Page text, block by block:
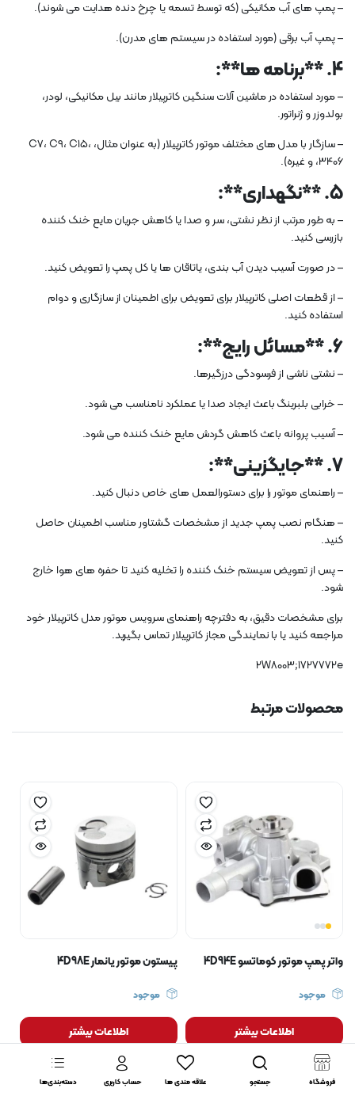
– پمپ های آب مکانیکی (که توسط تسمه یا چرخ دنده هدایت می شوند).
– پمپ آب برقی (مورد استفاده در سیستم های مدرن).
4. **برنامه ها**:
– مورد استفاده در ماشین آلات سنگین کاترپیلار مانند بیل مکانیکی، لودر،
بولدوزر و ژنراتور.
– سازگار با مدل های مختلف موتور کاترپیلار (به عنوان مثال، C7، C9، C15،
3406، و غیره).
5. **نگهداری**:
– به طور مرتب از نظر نشتی، سر و صدا یا کاهش جریان مایع خنک کننده
بازرسی کنید.
– در صورت آسیب دیدن آب بندی، یاتاقان ها یا کل پمپ را تعویض کنید.
– از قطعات اصلی کاترپیلار برای تعویض برای اطمینان از سازگاری و دوام
استفاده کنید.
6. **مسائل رایج**:
– نشتی ناشی از فرسودگی درزگیرها.
– خرابی بلبرینگ باعث ایجاد صدا یا عملکرد نامناسب می شود.
– آسیب پروانه باعث کاهش گردش مایع خنک کننده می شود.
7. **جایگزینی**:
– راهنمای موتور را برای دستورالعمل های خاص دنبال کنید.
– هنگام نصب پمپ جدید از مشخصات گشتاور مناسب اطمینان حاصل
کنید.
– پس از تعویض سیستم خنک کننده را تخلیه کنید تا حفره های هوا خارج
شود.
برای مشخصات دقیق، به دفترچه راهنمای سرویس موتور مدل کاترپیلار خود
مراجعه کنید یا با نمایندگی مجاز کاترپیلار تماس بگیرید.
2W8003;1727772e
محصولات مرتبط
واتر پمپ موتور کوماتسو 4D94E
موجود
اطلاعات بیشتر
پیستون موتور یانمار 4D98E
موجود
اطلاعات بیشتر
فروشگاه جستجو علاقه مندی ها حساب کاربری دسته‌بندی‌ها